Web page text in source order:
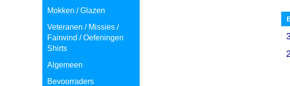
Mokken / Glazen
Veteranen / Missies /
Fairwind / Oefeningen
Shirts
Algemeen
Bevoorraders